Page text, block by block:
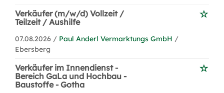
Verkäufer (m/w/d) Vollzeit /
Teilzeit / Aushilfe
07.08.2026 / Paul Anderl Vermarktungs GmbH /
Ebersberg
Verkäufer im Innendienst -
Bereich GaLa und Hochbau -
Baustoffe - Gotha